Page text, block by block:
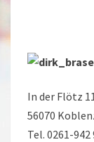
In der Flötz
56070
Tel. 0261-